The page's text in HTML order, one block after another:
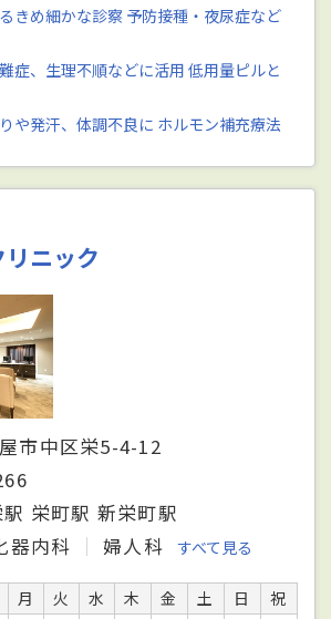
きめ細かな診察 予防接種・夜尿症など
症、生理不順などに活用 低用量ピルと
や発汗、体調不良に ホルモン補充療法
ニック
市中区栄5-4-12
栄町駅 新栄町駅
器内科 婦人科 すべて見る
月 火 水 木 金 土 日
祝